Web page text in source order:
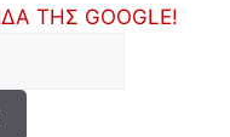
ΤΗΣ GOOGLE!